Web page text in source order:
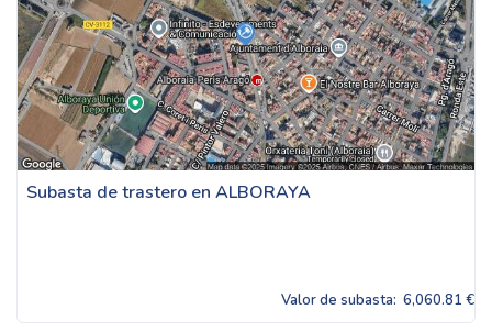
Subasta de trastero en ALBORAYA
Valor de subasta: 6,060.81 €